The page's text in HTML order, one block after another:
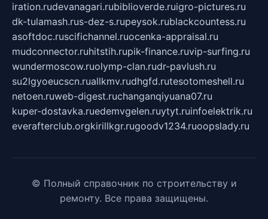
iration.rudevanagari.rubiblioverde.ruigro-pictures.ru
dk-tulamash.rus-dez-s.rupeysok.rublackcountess.ru
asoftdoc.ruscifichannel.ruocenka-appraisal.ru
mudconnector.ruhitstih.rupik-finance.ruvip-surfing.ru
wundermoscow.ruolymp-clan.rudr-pavlush.ru
su2lgyoeucscn.ruallkmv.rudhgfd.rutesotomeshell.ru
netoen.ruweb-digest.ruchanganqiyuana07.ru
kuper-dostavka.ruedemvgelen.ruytyt.ruinfoelektrik.ru
everafterclub.orgkirillkgr.rugoodv1234.ruoopslady.ru
© Полный справочник по строительству и
ремонту. Все права защищены.